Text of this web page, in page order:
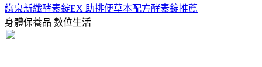
綠泉新纖酵素錠EX 助排便草本配方酵素錠推薦
身體保養品 數位生活